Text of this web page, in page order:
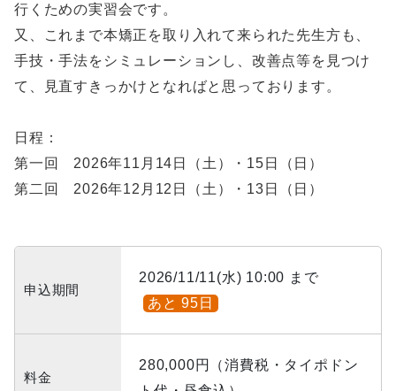
行くための実習会です。
又、これまで本矯正を取り入れて来られた先生方も、
手技・手法をシミュレーションし、改善点等を見つけ
て、見直すきっかけとなればと思っております。
日程：
第一回 2026年11月14日（土）・15日（日）
第二回 2026年12月12日（土）・13日（日）
申込期間
2026/11/11(水) 10:00 まで
あと 95日
料金
280,000円（消費税・タイポドン